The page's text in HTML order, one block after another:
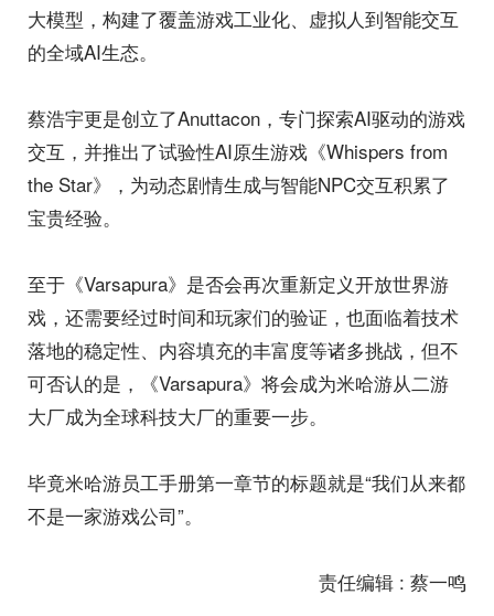
大模型，构建了覆盖游戏工业化、虚拟人到智能交互
的全域AI生态。
蔡浩宇更是创立了Anuttacon，专门探索AI驱动的游戏
交互，并推出了试验性AI原生游戏《Whispers from
the Star》，为动态剧情生成与智能NPC交互积累了
宝贵经验。
至于《Varsapura》是否会再次重新定义开放世界游
戏，还需要经过时间和玩家们的验证，也面临着技术
落地的稳定性、内容填充的丰富度等诸多挑战，但不
可否认的是，《Varsapura》将会成为米哈游从二游
大厂成为全球科技大厂的重要一步。
毕竟米哈游员工手册第一章节的标题就是“我们从来都
不是一家游戏公司”。
责任编辑 : 蔡一鸣